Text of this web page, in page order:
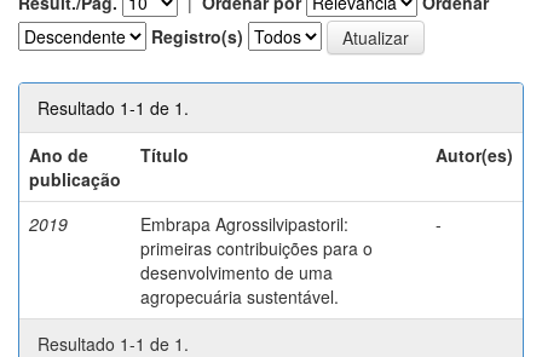
Registro(s)
Resultado 1-1 de 1.
Ano de
publicação
Título Autor(es)
2019
Embrapa Agrossilvipastoril:
primeiras contribuições para o
desenvolvimento de uma
agropecuária sustentável.
-
Resultado 1-1 de 1.